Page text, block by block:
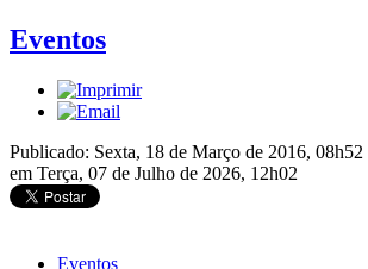
Eventos
Publicado: Sexta, 18 de Março de 2016, 08h52
em Terça, 07 de Julho de 2026, 12h02
Eventos